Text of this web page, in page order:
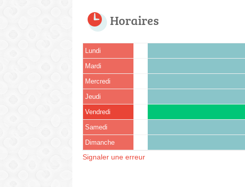
Horaires
Lundi
Mardi
Mercredi
Jeudi
Vendredi
Samedi
Dimanche
Signaler une erreur